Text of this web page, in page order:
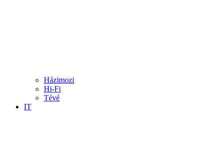
Házimozi
Hi-Fi
Tévé
IT